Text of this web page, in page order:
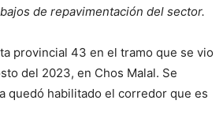
de repavimentación del sector.
provincial 43 en el tramo que se vio
del 2023, en Chos Malal. Se
quedó habilitado el corredor que es